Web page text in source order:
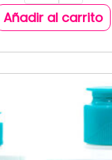
Añadir al carrito